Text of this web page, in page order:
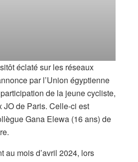
éclaté sur les réseaux
par l’Union égyptienne
de la jeune cycliste,
JO de Paris. Celle-ci est
Gana Elewa (16 ans) de
au mois d’avril 2024, lors